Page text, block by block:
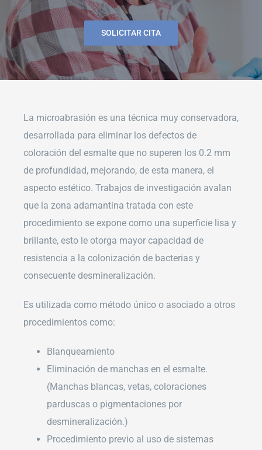
SOLICITAR CITA
La microabrasión es una técnica muy conservadora,
desarrollada para eliminar los defectos de
coloración del esmalte que no superen los 0.2 mm
de profundidad, mejorando, de esta manera, el
aspecto estético. Trabajos de investigación avalan
que la zona adamantina tratada con este
procedimiento se expone como una superficie lisa y
brillante, esto le otorga mayor capacidad de
resistencia a la colonización de bacterias y
consecuente desmineralización.
Es utilizada como método único o asociado a otros
procedimientos como:
Blanqueamiento
Eliminación de manchas en el esmalte.
(Manchas blancas, vetas, coloraciones
parduscas o pigmentaciones por
desmineralización.)
Procedimiento previo al uso de sistemas